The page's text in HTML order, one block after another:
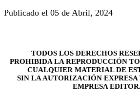
Publicado el 05 de Abril, 2024
TODOS LOS DERECHOS
PROHIBIDA LA REPRODUCCIÓN
CUALQUIER MATERIAL DE
SIN LA AUTORIZACIÓN EXPRESA
EMPRESA